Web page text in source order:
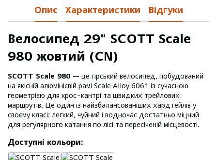
Опис Характеристики Відгуки
Велосипед 29" SCOTT Scale
980 жовтий (CN)
SCOTT Scale 980 — це гірський велосипед, побудований
на якісній алюмінієвій рамі Scale Alloy 6061 із сучасною
геометрією для крос-кантрі та швидких трейлових
маршрутів. Це один із найзбалансованіших хардтейлів у
своєму класі: легкий, чуйний і водночас достатньо міцний
для регулярного катання по лісі та пересіченій місцевості.
Доступні кольори: